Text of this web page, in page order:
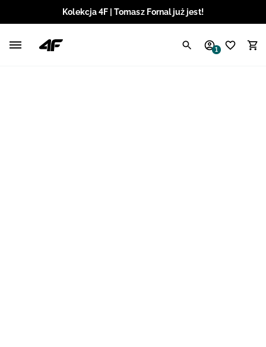
Kolekcja 4F | Tomasz Fornal już jest!
1